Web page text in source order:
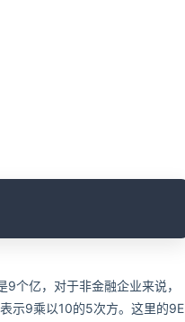
个亿，对于非金融企业来说，
示9乘以10的5次方。这里的9E